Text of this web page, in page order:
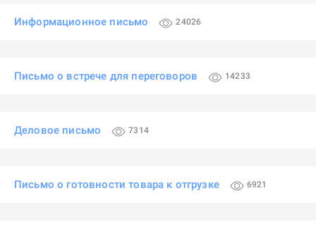
Информационное письмо 24026
Письмо о встрече для переговоров 14233
Деловое письмо 7314
Письмо о готовности товара к отгрузке 6921